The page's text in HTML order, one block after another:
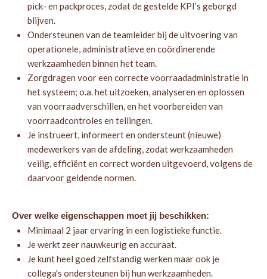
pick- en packproces, zodat de gestelde KPI’s geborgd
blijven.
Ondersteunen van de teamleider bij de uitvoering van
operationele, administratieve en coördinerende
werkzaamheden binnen het team.
Zorgdragen voor een correcte voorraadadministratie in
het systeem; o.a. het uitzoeken, analyseren en oplossen
van voorraadverschillen, en het voorbereiden van
voorraadcontroles en tellingen.
Je instrueert, informeert en ondersteunt (nieuwe)
medewerkers van de afdeling, zodat werkzaamheden
veilig, efficiënt en correct worden uitgevoerd, volgens de
daarvoor geldende normen.
Over welke eigenschappen moet jij beschikken:
Minimaal 2 jaar ervaring in een logistieke functie.
Je werkt zeer nauwkeurig en accuraat.
Je kunt heel goed zelfstandig werken maar ook je
collega's ondersteunen bij hun werkzaamheden.